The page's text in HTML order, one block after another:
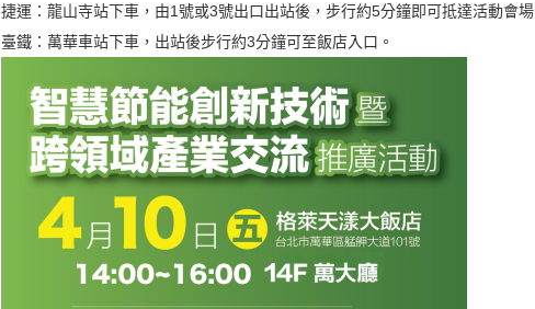
捷運：龍山寺站下車，由1號或3號出口出站後，步行約5分鐘即可抵達活動會場
臺鐵：萬華車站下車，出站後步行約3分鐘可至飯店入口。